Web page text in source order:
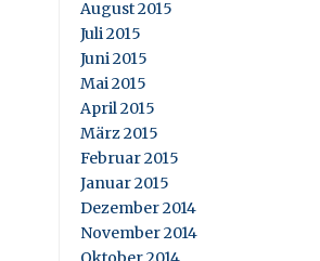
August 2015
Juli 2015
Juni 2015
Mai 2015
April 2015
März 2015
Februar 2015
Januar 2015
Dezember 2014
November 2014